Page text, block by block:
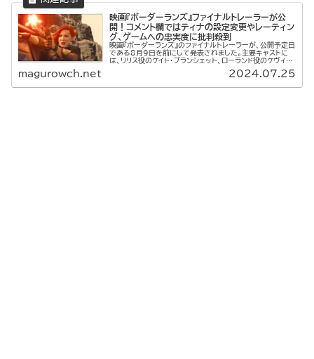
映画『ボーダーランズ』ファイナルトレーラーが公
開！コメント欄ではティナの設定変更やレーティン
グ、ゲームへの忠実度に批判殺到
映画『ボーダーランズ』のファイナルトレーラーが、公開予定日
である8月9日を前にして発表されました。主要キャストに
は、リリス役のケイト・ブランシェット、ローランド役のケヴィ
magurowch.net 2024.07.25